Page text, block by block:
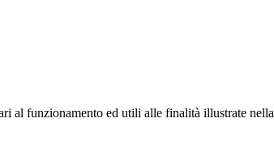
al funzionamento ed utili alle finalità illustrate nella